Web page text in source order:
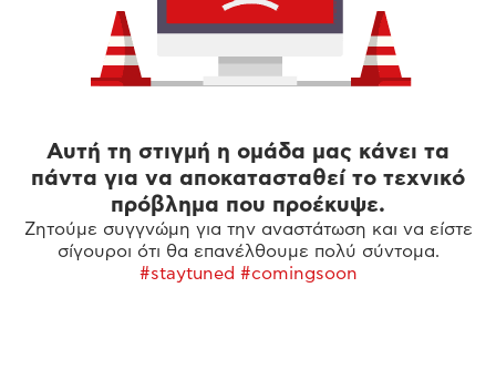
Αυτή τη στιγμή η ομάδα μας κάνει τα
πάντα για να αποκατασταθεί το τεχνικό
πρόβλημα που προέκυψε.
Ζητούμε συγγνώμη για την αναστάτωση και να είστε
σίγουροι ότι θα επανέλθουμε πολύ σύντομα.
#staytuned #comingsoon